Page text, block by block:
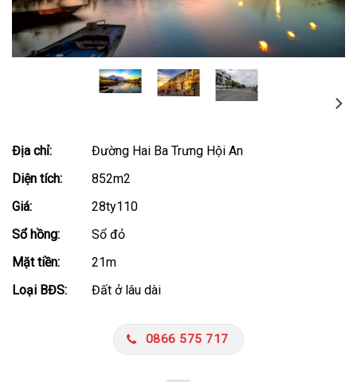
Địa chỉ:
Đường Hai Ba Trưng Hội An
Diện tích:
852m2
Giá:
28ty110
Sổ hồng:
Sổ đỏ
Mặt tiền:
21m
Loại BĐS:
Đất ở lâu dài
0866 575 717